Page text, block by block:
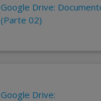
Google Drive:
(Parte 02)
Google Drive: